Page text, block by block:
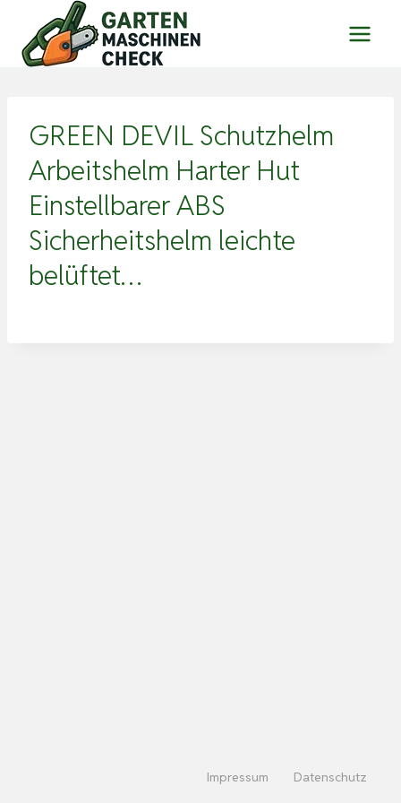
Inhalt
springen
GREEN DEVIL Schutzhelm
Arbeitshelm Harter Hut
Einstellbarer ABS
Sicherheitshelm leichte
belüftet…
Impressum Datenschutz